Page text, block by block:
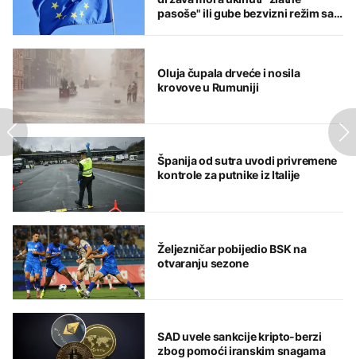
pasoše" ili gube bezvizni režim sa
Oluja čupala drveće i nosila
krovove u Rumuniji
Španija od sutra uvodi privremene
kontrole za putnike iz Italije
Željezničar pobijedio BSK na
otvaranju sezone
SAD uvele sankcije kripto-berzi
zbog pomoći iranskim snagama